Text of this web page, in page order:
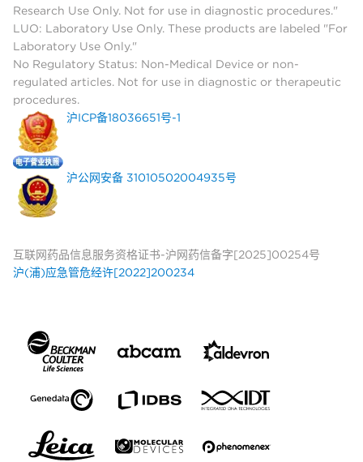
Research Use Only. Not for use in diagnostic procedures."
LUO: Laboratory Use Only. These products are labeled "For
Laboratory Use Only."
No Regulatory Status: Non-Medical Device or non-
regulated articles. Not for use in diagnostic or therapeutic
procedures.
沪ICP备18036651号-1
沪公网安备 31010502004935号
互联网药品信息服务资格证书-沪网药信备字[2025]00254号
沪(浦)应急管危经许[2022]200234